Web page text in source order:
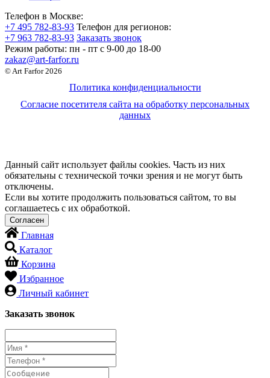
Телефон в Москве:
+7 495 782-83-93 Телефон для регионов:
+7 963 782-83-93 Заказать звонок
Режим работы: пн - пт c 9-00 до 18-00
zakaz@art-farfor.ru
© Art Farfor 2026
Политика конфиденциальности
Согласие посетителя сайта на обработку персональных
данных
Данный сайт использует файлы cookies. Часть из них
обязательны с технической точки зрения и не могут быть
отключены.
Если вы хотите продолжить пользоваться сайтом, то вы
соглашаетесь с их обработкой.
Главная
Каталог
Корзина
Избранное
Личный кабинет
Заказать звонок